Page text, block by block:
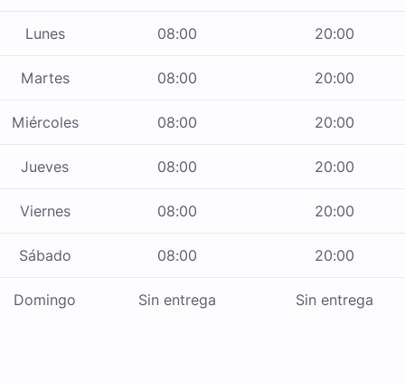
Lunes 08:00 20:00
Martes 08:00 20:00
Miércoles 08:00 20:00
Jueves 08:00 20:00
Viernes 08:00 20:00
Sábado 08:00 20:00
Domingo Sin entrega Sin entrega